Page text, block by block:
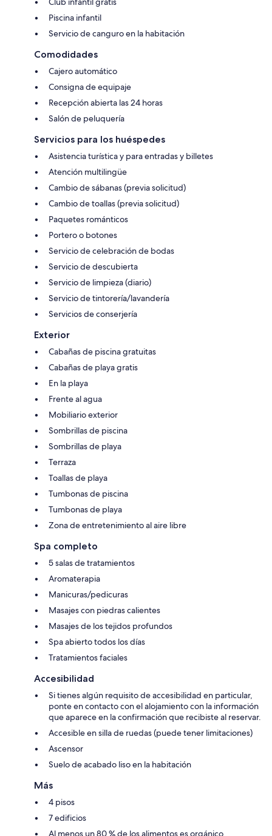
Piscina infantil
Servicio de canguro en la habitación
Comodidades
Cajero automático
Consigna de equipaje
Recepción abierta las 24 horas
Salón de peluquería
Servicios para los huéspedes
Asistencia turística y para entradas y billetes
Atención multilingüe
Cambio de sábanas (previa solicitud)
Cambio de toallas (previa solicitud)
Paquetes románticos
Portero o botones
Servicio de celebración de bodas
Servicio de descubierta
Servicio de limpieza (diario)
Servicio de tintorería/lavandería
Servicios de conserjería
Exterior
Cabañas de piscina gratuitas
Cabañas de playa gratis
En la playa
Frente al agua
Mobiliario exterior
Sombrillas de piscina
Sombrillas de playa
Terraza
Toallas de playa
Tumbonas de piscina
Tumbonas de playa
Zona de entretenimiento al aire libre
Spa completo
5 salas de tratamientos
Aromaterapia
Manicuras/pedicuras
Masajes con piedras calientes
Masajes de los tejidos profundos
Spa abierto todos los días
Tratamientos faciales
Accesibilidad
Si tienes algún requisito de accesibilidad en particular,
ponte en contacto con el alojamiento con la información
que aparece en la confirmación que recibiste al reservar.
Accesible en silla de ruedas (puede tener limitaciones)
Ascensor
Suelo de acabado liso en la habitación
Más
4 pisos
7 edificios
Al menos un 80 % de los alimentos es orgánico